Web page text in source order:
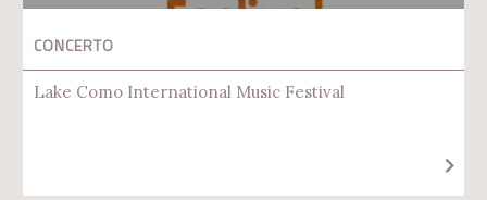
CONCERTO
Lake Como International Music Festival